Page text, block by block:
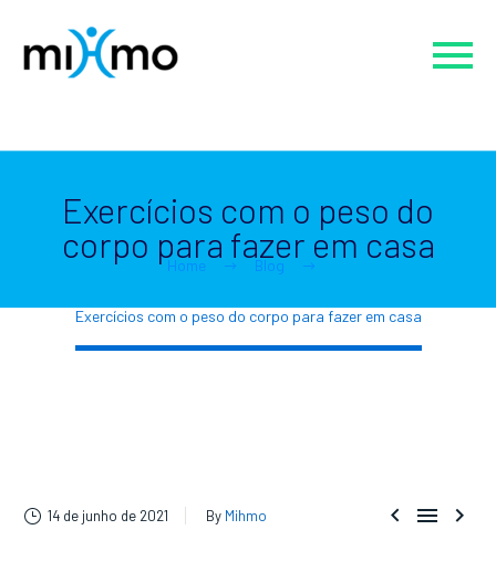
Exercícios com o peso do
corpo para fazer em casa
Home Blog
Exercícios com o peso do corpo para fazer em casa
  
14 de junho de 2021 By Mihmo